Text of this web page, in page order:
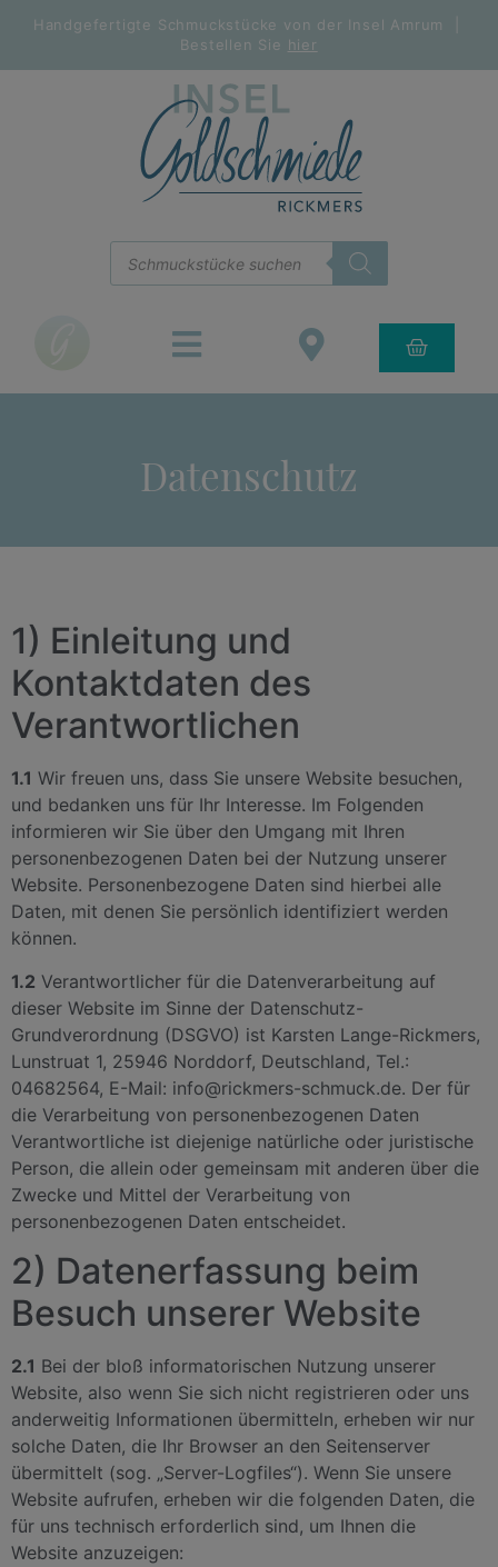
Handgefertigte Schmuckstücke von der Insel Amrum |
Bestellen Sie hier
Datenschutz
1) Einleitung und
Kontaktdaten des
Verantwortlichen
1.1 Wir freuen uns, dass Sie unsere Website besuchen,
und bedanken uns für Ihr Interesse. Im Folgenden
informieren wir Sie über den Umgang mit Ihren
personenbezogenen Daten bei der Nutzung unserer
Website. Personenbezogene Daten sind hierbei alle
Daten, mit denen Sie persönlich identifiziert werden
können.
1.2 Verantwortlicher für die Datenverarbeitung auf
dieser Website im Sinne der Datenschutz-
Grundverordnung (DSGVO) ist Karsten Lange-Rickmers,
Lunstruat 1, 25946 Norddorf, Deutschland, Tel.:
04682564, E-Mail: info@rickmers-schmuck.de. Der für
die Verarbeitung von personenbezogenen Daten
Verantwortliche ist diejenige natürliche oder juristische
Person, die allein oder gemeinsam mit anderen über die
Zwecke und Mittel der Verarbeitung von
personenbezogenen Daten entscheidet.
2) Datenerfassung beim
Besuch unserer Website
2.1 Bei der bloß informatorischen Nutzung unserer
Website, also wenn Sie sich nicht registrieren oder uns
anderweitig Informationen übermitteln, erheben wir nur
solche Daten, die Ihr Browser an den Seitenserver
übermittelt (sog. „Server-Logfiles“). Wenn Sie unsere
Website aufrufen, erheben wir die folgenden Daten, die
für uns technisch erforderlich sind, um Ihnen die
Website anzuzeigen: